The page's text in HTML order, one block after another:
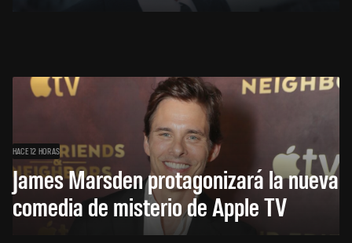
HACE 12 HORAS
James Marsden protagonizará la nueva
comedia de misterio de Apple TV